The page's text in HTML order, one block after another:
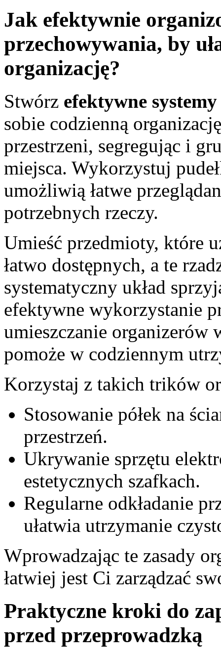
Jak efektywnie
przechowywania, by
organizację?
Stwórz efektywne
sobie codzienną
przestrzeni, segregując i
miejsca. Wykorzystuj
umożliwią łatwe
potrzebnych rzeczy.
Umieść przedmioty, które
łatwo dostępnych, a te
systematyczny układ
efektywne wykorzystanie
umieszczanie organizerów
pomoże w codziennym
Korzystaj z takich trików
Stosowanie półek na
przestrzeń.
Ukrywanie sprzętu
estetycznych szafkach.
Regularne odkładanie
ułatwia utrzymanie
Wprowadzając te zasady
łatwiej jest Ci zarządzać
Praktyczne kroki do
przed przeprowadzką